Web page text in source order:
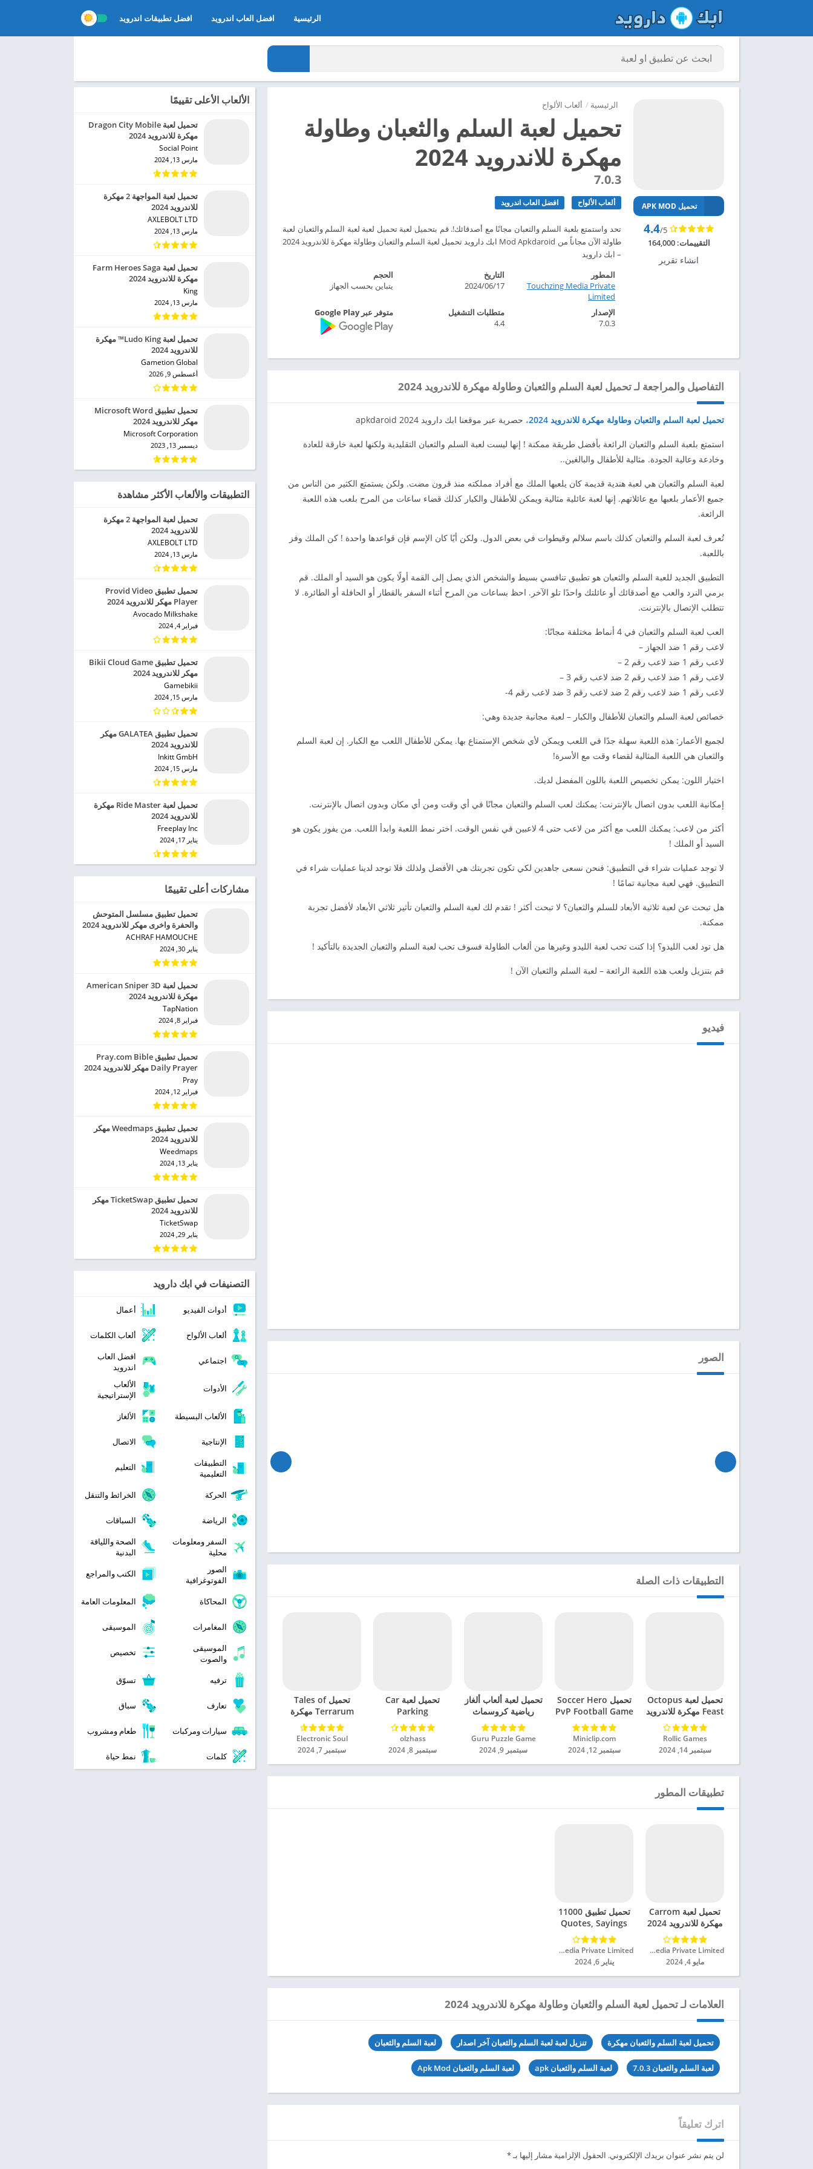
الرئيسية افضل العاب اندرويد افضل تطبيقات اندرويد
الرئيسية / ألعاب الألواح
تحميل لعبة السلم والثعبان وطاولة
مهكرة للاندرويد 2024
7.0.3
ألعاب الألواح افضل العاب اندرويد
تحد واستمتع بلعبة السلم والثعبان مجانًا مع أصدقائك!. قم بتحميل لعبة تحميل لعبة لعبة السلم والثعبان لعبة
طاولة الآن مجاناً من Mod Apkdaroid ابك دارويد تحميل لعبة السلم والثعبان وطاولة مهكرة للاندرويد 2024
– ابك دارويد
تحميل APK MOD
4.4/5
التقييمات:164,000
انشاء تقرير
المطور
Touchzing Media Private
Limited‏
التاريخ
2024/06/17
الحجم
يتباين بحسب الجهاز
الإصدار
7.0.3
متطلبات التشغيل
4.4
متوفر عبر Google Play
التفاصيل والمراجعة لـ تحميل لعبة السلم والثعبان وطاولة مهكرة للاندرويد 2024
تحميل لعبة السلم والثعبان وطاولة مهكرة للاندرويد 2024 ، حصرية عبر موقعنا ابك دارويد 2024 apkdaroid
استمتع بلعبة السلم والثعبان الرائعة بأفضل طريقة ممكنة ! إنها ليست لعبة السلم والثعبان التقليدية ولكنها لعبة خارقة للعادة
وخادعة وعالية الجودة. مثالية للأطفال والبالغين..
لعبة السلم والثعبان هي لعبة هندية قديمة كان يلعبها الملك مع أفراد مملكته منذ قرون مضت. ولكن يستمتع الكثير من الناس من
جميع الأعمار بلعبها مع عائلاتهم. إنها لعبة عائلية مثالية ويمكن للأطفال والكبار كذلك قضاء ساعات من المرح بلعب هذه اللعبة
الرائعة.
تُعرف لعبة السلم والثعبان كذلك باسم سلالم وقيطوات في بعض الدول. ولكن أيًا كان الإسم فإن قواعدها واحدة ! كن الملك وفز
باللعبة.
التطبيق الجديد للعبة السلم والثعبان هو تطبيق تنافسي بسيط والشخص الذي يصل إلى القمة أولًا يكون هو السيد أو الملك. قم
برمي النرد والعب مع أصدقائك أو عائلتك واحدًا تلو الآخر. احظ بساعات من المرح أثناء السفر بالقطار أو الحافلة أو الطائرة. لا
تتطلب الإتصال بالإنترنت.
العب لعبة السلم والثعبان في 4 أنماط مختلفة مجانًا:
لاعب رقم 1 ضد الجهاز –
لاعب رقم 1 ضد لاعب رقم 2 –
لاعب رقم 1 ضد لاعب رقم 2 ضد لاعب رقم 3 –
لاعب رقم 1 ضد لاعب رقم 2 ضد لاعب رقم 3 ضد لاعب رقم 4-
خصائص لعبة السلم والثعبان للأطفال والكبار – لعبة مجانية جديدة وهي:
لجميع الأعمار: هذه اللعبة سهلة جدًا في اللعب ويمكن لأي شخص الإستمتاع بها. يمكن للأطفال اللعب مع الكبار. إن لعبة السلم
والثعبان هي اللعبة المثالية لقضاء وقت مع الأسرة!
اختيار اللون: يمكن تخصيص اللعبة باللون المفضل لديك.
إمكانية اللعب بدون اتصال بالإنترنت: يمكنك لعب السلم والثعبان مجانًا في أي وقت ومن أي مكان وبدون اتصال بالإنترنت.
أكثر من لاعب: يمكنك اللعب مع أكثر من لاعب حتى 4 لاعبين في نفس الوقت. اختر نمط اللعبة وابدأ اللعب. من يفوز يكون هو
السيد أو الملك !
لا توجد عمليات شراء في التطبيق: فنحن نسعى جاهدين لكي تكون تجربتك هي الأفضل ولذلك فلا توجد لدينا عمليات شراء في
التطبيق. فهي لعبة مجانية تمامًا !
هل تبحث عن لعبة ثلاثية الأبعاد للسلم والثعبان؟ لا تبحث أكثر ! تقدم لك لعبة السلم والثعبان تأثير ثلاثي الأبعاد لأفضل تجربة
ممكنة.
هل تود لعب الليدو؟ إذا كنت تحب لعبة الليدو وغيرها من ألعاب الطاولة فسوف تحب لعبة السلم والثعبان الجديدة بالتأكيد !
قم بتنزيل ولعب هذه اللعبة الرائعة – لعبة السلم والثعبان الآن !
فيديو
الصور
التطبيقات ذات الصلة
تحميل لعبة Octopus
Feast مهكرة للاندرويد
2024
Rollic Games‏
سبتمبر 14, 2024
تحميل Soccer Hero
PvP Football Game
مهكرة للاندرويد 2024
Miniclip.com‏
سبتمبر 12, 2024
تحميل لعبة ألعاب ألغاز
رياضية كروسماث
مهكرة للاندرويد 2024
Guru Puzzle Game‏
سبتمبر 9, 2024
تحميل لعبة Car
Parking
Multiplayer 2
مهكرة للاندرويد 2024
olzhass‏
سبتمبر 8, 2024
تحميل Tales of
Terrarum مهكرة
للاندرويد 2024
Electronic Soul‏
سبتمبر 7, 2024
تطبيقات المطور
تحميل لعبة Carrom
مهكرة للاندرويد 2024
Touchzing Media Private Limited‏
مايو 4, 2024
تحميل تطبيق 11000
Quotes, Sayings
Status مهكر للاندرويد
2024
Touchzing Media Private Limited‏
يناير 6, 2024
العلامات لـ تحميل لعبة السلم والثعبان وطاولة مهكرة للاندرويد 2024
تحميل لعبة السلم والثعبان مهكرة تنزيل لعبة لعبة السلم والثعبان آخر اصدار لعبة السلم والثعبان
لعبة السلم والثعبان 7.0.3 لعبة السلم والثعبان apk لعبة السلم والثعبان Apk Mod
اترك تعليقاً
لن يتم نشر عنوان بريدك الإلكتروني. الحقول الإلزامية مشار إليها بـ*
الألعاب الأعلى تقييمًا
تحميل لعبة Dragon City Mobile
مهكرة للاندرويد 2024
Social Point‏
مارس 13, 2024
تحميل لعبة المواجهة 2 مهكرة
للاندرويد 2024
AXLEBOLT LTD‏
مارس 13, 2024
تحميل لعبة Farm Heroes Saga
مهكرة للاندرويد 2024
King‏
مارس 13, 2024
تحميل لعبة Ludo King™ مهكرة
للاندرويد 2024
Gametion Global‏
أغسطس 9, 2026
تحميل تطبيق Microsoft Word
مهكر للاندرويد 2024
Microsoft Corporation‏
ديسمبر 13, 2023
التطبيقات والألعاب الأكثر مشاهدة
تحميل لعبة المواجهة 2 مهكرة
للاندرويد 2024
AXLEBOLT LTD‏
مارس 13, 2024
تحميل تطبيق Provid Video
Player مهكر للاندرويد 2024
Avocado Milkshake‏
فبراير 4, 2024
تحميل تطبيق Bikii Cloud Game
مهكر للاندرويد 2024
Gamebikii‏
مارس 15, 2024
تحميل تطبيق GALATEA مهكر
للاندرويد 2024
Inkitt GmbH‏
مارس 15, 2024
تحميل لعبة Ride Master مهكرة
للاندرويد 2024
Freeplay Inc‏
يناير 17, 2024
مشاركات أعلى تقييمًا
تحميل تطبيق مسلسل المتوحش
والحفرة واخرى مهكر للاندرويد 2024
ACHRAF HAMOUCHE‏
يناير 30, 2024
تحميل لعبة American Sniper 3D
مهكرة للاندرويد 2024
TapNation‏
فبراير 8, 2024
تحميل تطبيق Pray.com Bible
Daily Prayer مهكر للاندرويد 2024
Pray‏
فبراير 12, 2024
تحميل تطبيق Weedmaps مهكر
للاندرويد 2024
Weedmaps‏
يناير 13, 2024
تحميل تطبيق TicketSwap مهكر
للاندرويد 2024
TicketSwap‏
يناير 29, 2024
التصنيفات في ابك دارويد
أدوات الفيديو أعمال
ألعاب الألواح ألعاب الكلمات
اجتماعي
افضل العاب
اندرويد
الأدوات
الألعاب
الإستراتيجية
الألعاب البسيطة
الألغاز
الإنتاجية
الاتصال
التطبيقات
التعليمية
التعليم
الحركة الخرائط والتنقل
الرياضة
السباقات
السفر ومعلومات
محلية
الصحة واللياقة
البدنية
الصور
الفوتوغرافية
الكتب والمراجع
المحاكاة المعلومات العامة
المغامرات
الموسيقى
الموسيقى
والصوت
تخصيص
ترفيه تسوّق
تعارف سباق
سيارات ومركبات طعام ومشروب
كلمات نمط حياة